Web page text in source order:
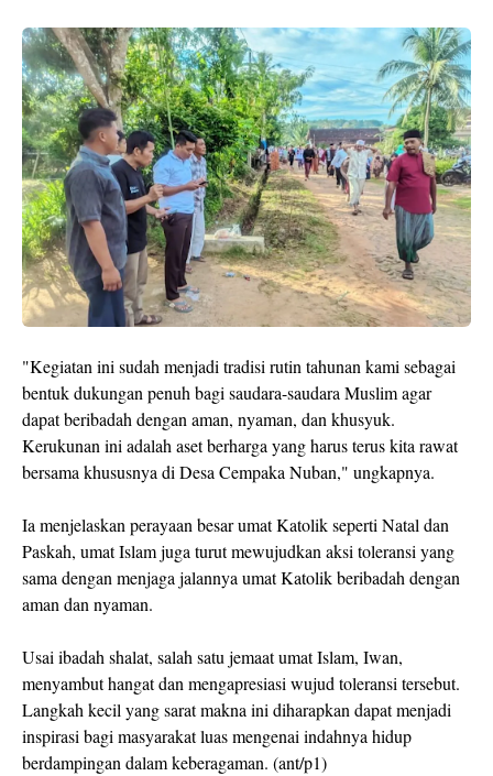
"Kegiatan ini sudah menjadi tradisi rutin tahunan kami sebagai
bentuk dukungan penuh bagi saudara-saudara Muslim agar
dapat beribadah dengan aman, nyaman, dan khusyuk.
Kerukunan ini adalah aset berharga yang harus terus kita rawat
bersama khususnya di Desa Cempaka Nuban," ungkapnya.
Ia menjelaskan perayaan besar umat Katolik seperti Natal dan
Paskah, umat Islam juga turut mewujudkan aksi toleransi yang
sama dengan menjaga jalannya umat Katolik beribadah dengan
aman dan nyaman.
Usai ibadah shalat, salah satu jemaat umat Islam, Iwan,
menyambut hangat dan mengapresiasi wujud toleransi tersebut.
Langkah kecil yang sarat makna ini diharapkan dapat menjadi
inspirasi bagi masyarakat luas mengenai indahnya hidup
berdampingan dalam keberagaman. (ant/p1)